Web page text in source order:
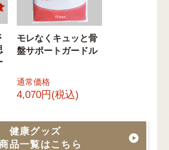
モレなくキュッと骨
盤サポートガードル
通常価格
4,070円(税込)
健康グッズ
品一覧はこちら